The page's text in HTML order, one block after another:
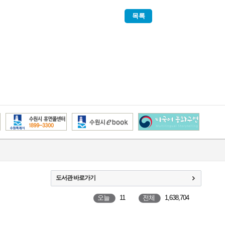
목록
도서관 바로가기
오늘 11 전체 1,638,704